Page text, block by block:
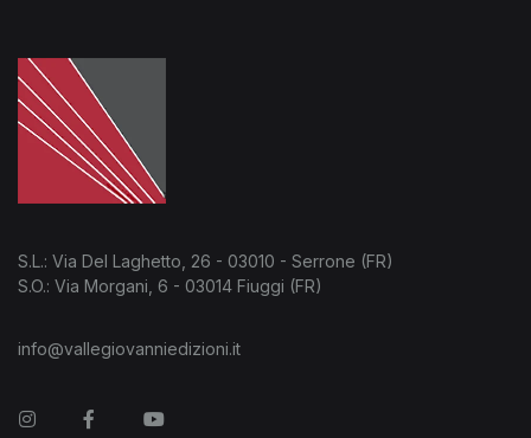
S.L.: Via Del Laghetto, 26 - 03010 - Serrone (FR)
S.O.: Via Morgani, 6 - 03014 Fiuggi (FR)
info@vallegiovanniedizioni.it
InstagramFacebookYou Tube